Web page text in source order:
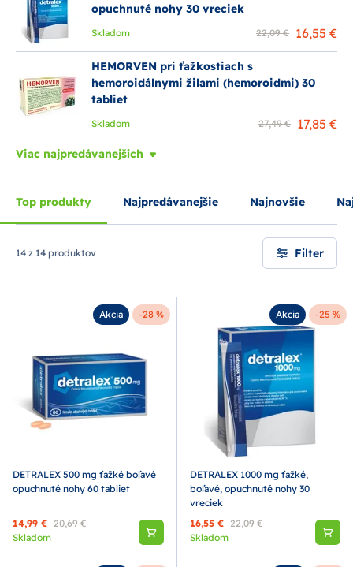
opuchnuté nohy 30 vreciek
Skladom 22,09 € 16,55 €
HEMORVEN pri ťažkostiach s
hemoroidálnymi žilami (hemoroidmi) 30
tabliet
Skladom 27,49 € 17,85 €
Viac najpredávanejších
Top produkty Najpredávanejšie Najnovšie
14 z 14 produktov Filter
Akcia -28 %
DETRALEX 500 mg ťažké boľavé
opuchnuté nohy 60 tabliet
14,99 € 20,69 €
Skladom
Akcia -25 %
DETRALEX 1000 mg ťažké,
boľavé, opuchnuté nohy 30
vreciek
16,55 € 22,09 €
Skladom